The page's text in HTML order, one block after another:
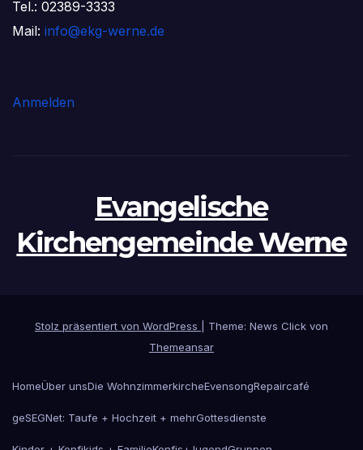
Tel.: 02389-3333
Mail: info@ekg-werne.de
Anmelden
Evangelische
Kirchengemeinde Werne
Stolz präsentiert von WordPress
Theme: News Click von
Themeansar
HomeÜber unsDie WohnzimmerkircheEvensongRepaircafé
geSEGNet: Taufe + Hochzeit + mehrGottesdienste